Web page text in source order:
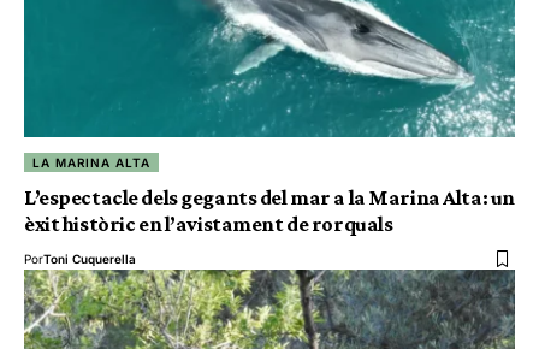
LA MARINA ALTA
L’espectacle dels gegants del mar a la Marina Alta: un
èxit històric en l’avistament de rorquals
PorToni Cuquerella